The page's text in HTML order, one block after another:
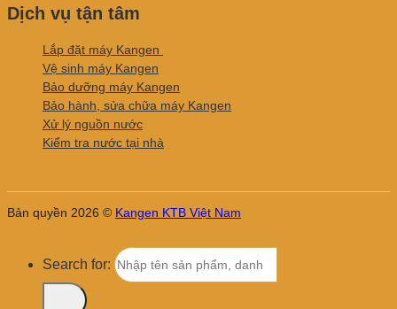
Dịch vụ tận tâm
Lắp đặt máy Kangen
Vệ sinh máy Kangen
Bảo dưỡng máy Kangen
Bảo hành, sửa chữa máy Kangen
Xử lý nguồn nước
Kiểm tra nước tại nhà
Bản quyền 2026 © Kangen KTB Việt Nam
Search for: